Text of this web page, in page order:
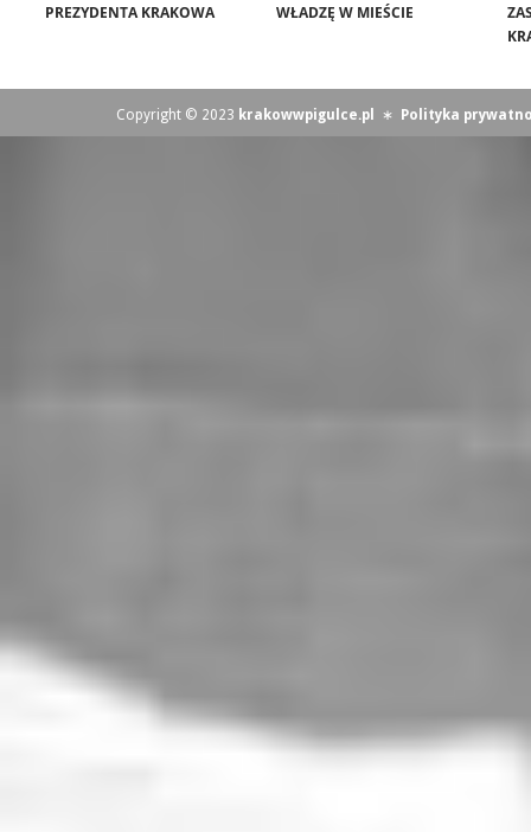
PREZYDENTA KRAKOWA
WŁADZĘ W MIEŚCIE
Copyright © 2023 krakowwpigulce.pl ∗ Polityka